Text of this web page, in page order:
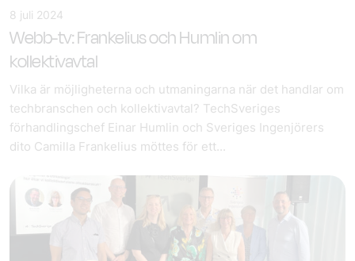
8 juli 2024
Webb-tv: Frankelius och Humlin om
kollektivavtal
Vilka är möjligheterna och utmaningarna när det handlar om
techbranschen och kollektivavtal? TechSveriges
förhandlingschef Einar Humlin och Sveriges Ingenjörers
dito Camilla Frankelius möttes för ett...